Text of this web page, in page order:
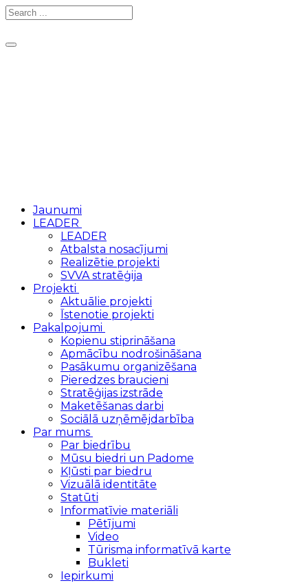
Toggle
Jaunumi
LEADER
LEADER
Atbalsta nosacījumi
Realizētie projekti
SVVA stratēģija
Projekti
Aktuālie projekti
Īstenotie projekti
Pakalpojumi
Kopienu stiprināšana
Apmācību nodrošināšana
Pasākumu organizēšana
Pieredzes braucieni
Stratēģijas izstrāde
Maketēšanas darbi
Sociālā uzņēmējdarbība
Par mums
Par biedrību
Mūsu biedri un Padome
Kļūsti par biedru
Vizuālā identitāte
Statūti
Informatīvie materiāli
Pētījumi
Video
Tūrisma informatīvā karte
Bukleti
Iepirkumi